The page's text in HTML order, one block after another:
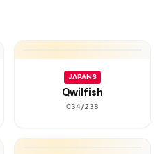
JAPANS
Qwilfish
034/238